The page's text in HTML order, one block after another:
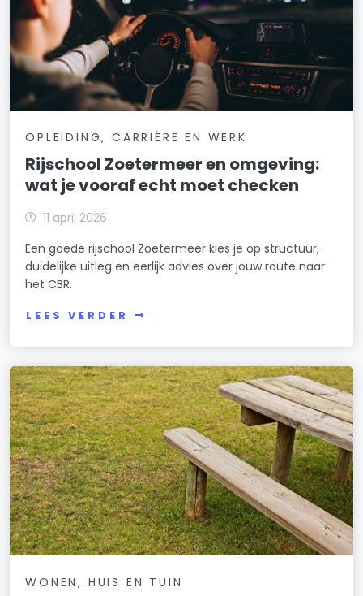
OPLEIDING, CARRIÈRE EN WERK
Rijschool Zoetermeer en omgeving:
wat je vooraf echt moet checken
11 april 2026
Een goede rijschool Zoetermeer kies je op structuur,
duidelijke uitleg en eerlijk advies over jouw route naar
het CBR.
LEES VERDER
WONEN, HUIS EN TUIN